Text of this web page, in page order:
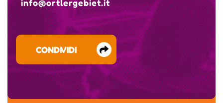
info@ortlergebiet.it
CONDIVIDI